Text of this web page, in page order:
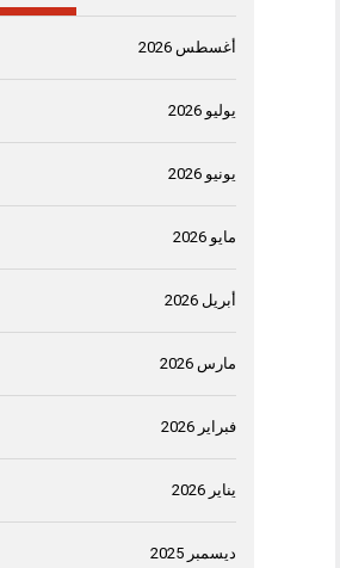
أغسطس 2026
يوليو 2026
يونيو 2026
مايو 2026
أبريل 2026
مارس 2026
فبراير 2026
يناير 2026
ديسمبر 2025